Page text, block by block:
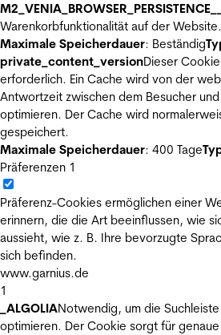
Warenkorbfunktionalität auf der Website.
Maximale Speicherdauer: Beständig
private_content_versionDieser
erforderlich. Ein Cache wird von der
Antwortzeit zwischen dem Besucher
optimieren. Der Cache wird
gespeichert.
Maximale Speicherdauer: 400 Tage
Präferenzen 1
Präferenz-Cookies ermöglichen einer
erinnern, die die Art beeinflussen, wie
aussieht, wie z. B. Ihre bevorzugte
sich befinden.
www.garnius.de
1
_ALGOLIANotwendig, um die
optimieren. Der Cookie sorgt für